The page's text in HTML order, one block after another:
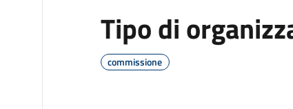
Tipo di
commissione